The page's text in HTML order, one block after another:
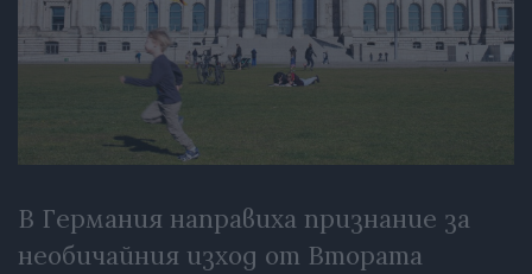
В Германия направиха признание за
необичайния изход от Втората